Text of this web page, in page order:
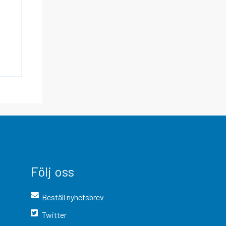
Följ oss
Beställ nyhetsbrev
Twitter